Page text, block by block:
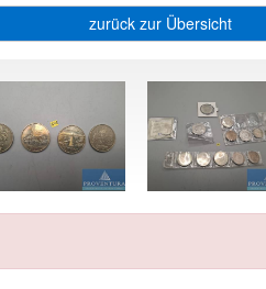
zurück zur Übersicht